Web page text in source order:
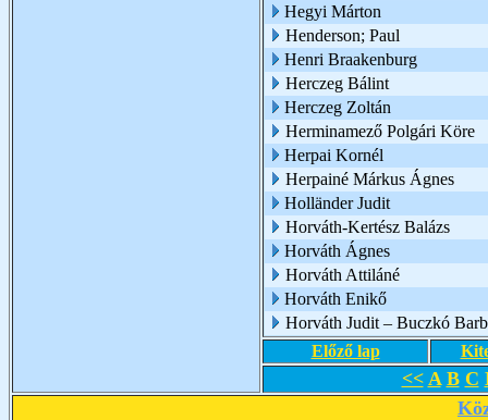
Hegyi Márton
Henderson; Paul
Henri Braakenburg
Herczeg Bálint
Herczeg Zoltán
Herminamező Polgári Köre
Herpai Kornél
Herpainé Márkus Ágnes
Holländer Judit
Horváth-Kertész Balázs
Horváth Ágnes
Horváth Attiláné
Horváth Enikő
Horváth Judit – Buczkó
Előző lap
<< A B C